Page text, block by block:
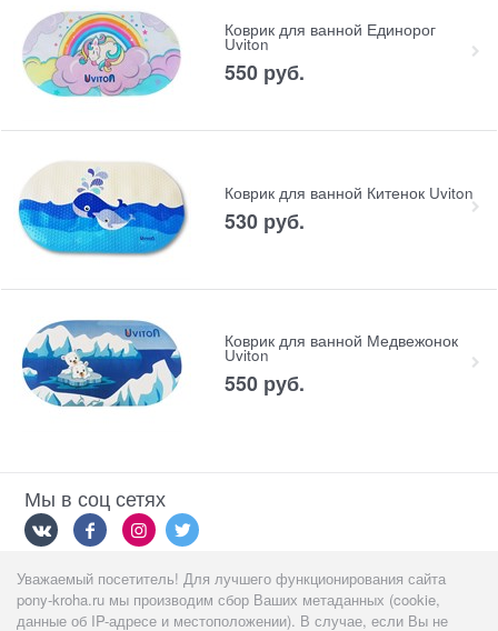
Коврик для ванной Единорог
Uviton
550 руб.
Коврик для ванной Китенок Uviton
530 руб.
Коврик для ванной Медвежонок
Uviton
550 руб.
Мы в соц сетях
Мы принимаем
Уважаемый посетитель! Для лучшего функционирования сайта
pony-kroha.ru мы производим сбор Ваших метаданных (cookie,
данные об IP-адресе и местоположении). В случае, если Вы не